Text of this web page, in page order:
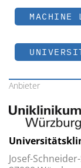
MACHINE
Anbieter
Josef-